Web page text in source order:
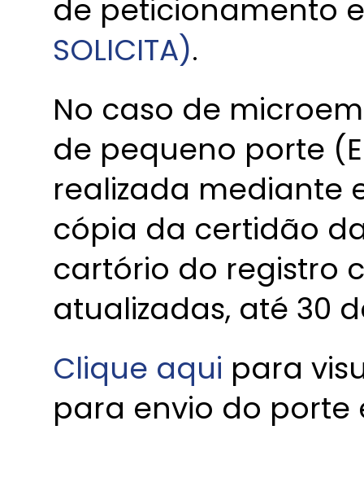
de peticionamento
SOLICITA).
No caso de
de pequeno porte
realizada mediante
cópia da certidão
cartório do registro
atualizadas, até 30
Clique aqui para
para envio do porte